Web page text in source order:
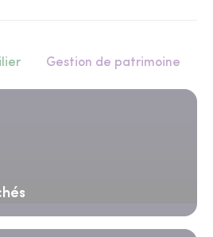
Gestion de patrimoine